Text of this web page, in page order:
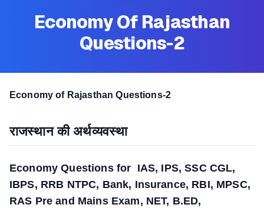
Economy Of Rajasthan
Questions-2
Economy of Rajasthan Questions-2
राजस्थान की अर्थव्यवस्था
Economy Questions for IAS, IPS, SSC CGL,
IBPS, RRB NTPC, Bank, Insurance, RBI, MPSC,
RAS Pre and Mains Exam, NET, B.ED,